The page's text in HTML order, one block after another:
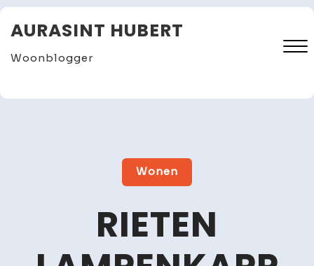
Skip
AURASINT HUBERT
Woonblogger
Close
Wonen
RIETEN